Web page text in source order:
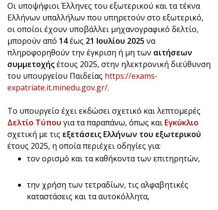
Οι υποψήφιοι Έλληνες του εξωτερικού και τα τέκνα
Ελλήνων υπαλλήλων που υπηρετούν στο εξωτερικό,
οι οποίοι έχουν υποβάλλει μηχανογραφικό δελτίο,
μπορούν από 14έως 21 Ιουλίου 2025 να
πληροφορηθούν την έγκριση ή μη των αιτήσεων
συμμετοχήςέτους 2025, στην ηλεκτρονική διεύθυνση
του υπουργείου Παιδείας https://exams-
expatriate.it.minedu.gov.gr/.
Το υπουργείο έχει εκδώσει σχετικό και λεπτομερές
Δελτίο Τύπου για τα παραπάνω, όπως και Εγκύκλιο
σχετική με τις εξετάσεις Ελλήνων του εξωτερικού
έτους 2025, η οποία περιέχει οδηγίες για:
τον ορισμό και τα καθήκοντα των επιτηρητών,
την χρήση των τετραδίων, τις αλφαβητικές
καταστάσεις και τα αυτοκόλλητα,